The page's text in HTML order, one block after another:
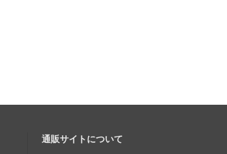
通販サイトについて